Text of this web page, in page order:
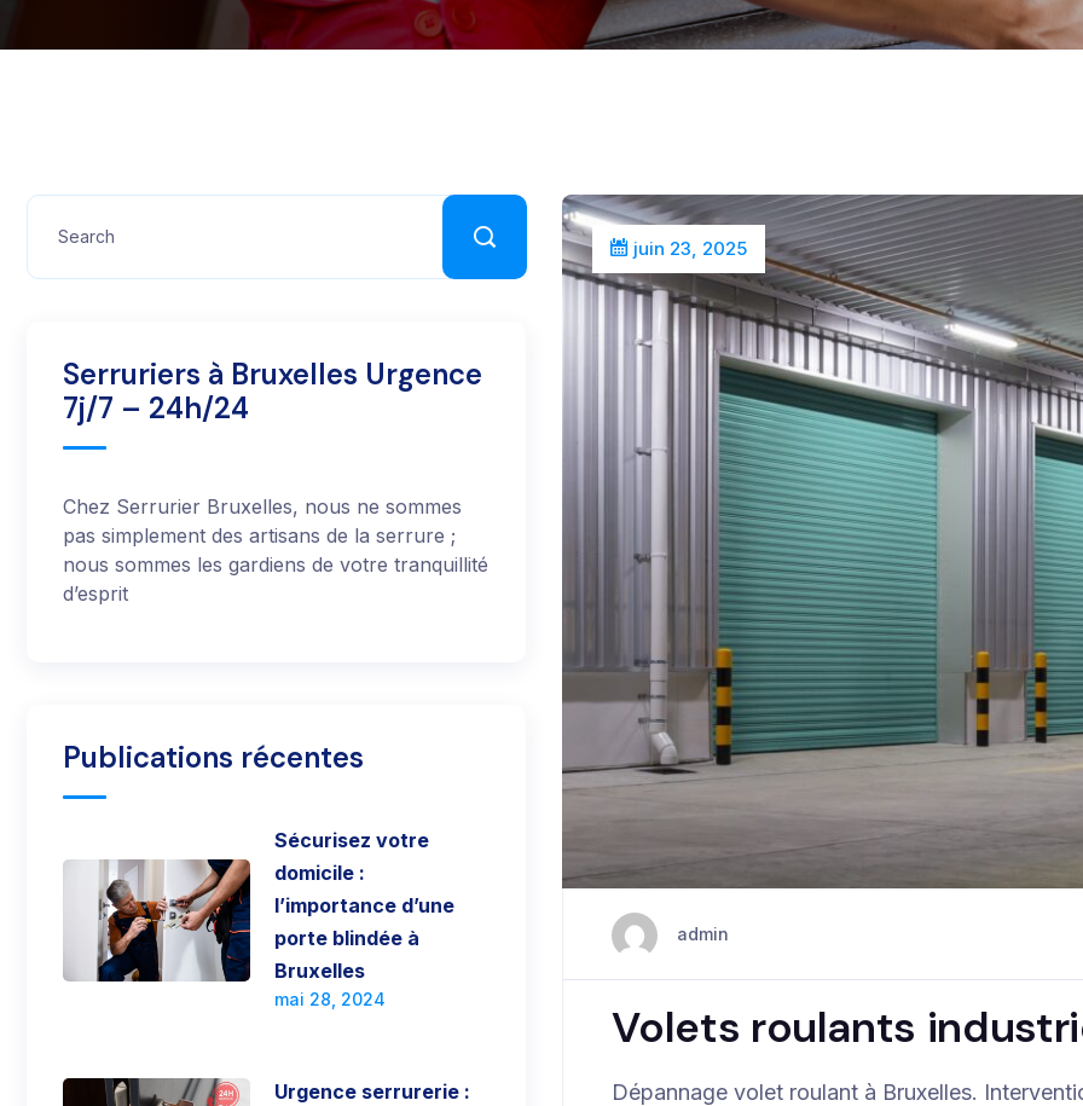
juin 23, 2025
admin
Volets roulants
Dépannage volet roulant à Bruxelles.
Serruriers à Bruxelles Urgence
7j/7 – 24h/24
Chez Serrurier Bruxelles, nous ne sommes
pas simplement des artisans de la serrure ;
nous sommes les gardiens de votre tranquillité
d’esprit
Publications récentes
Sécurisez votre
domicile :
l’importance d’une
porte blindée à
Bruxelles
mai 28, 2024
Urgence serrurerie :